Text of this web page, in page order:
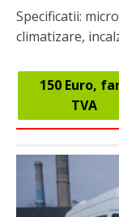
Specificatii:
climatizare,
150 Euro,
TVA